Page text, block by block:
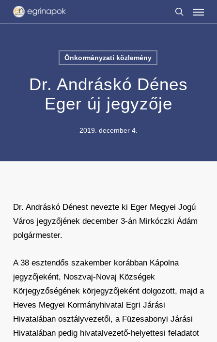
Skip
search
Menu
Önkormányzati közlemény
Dr. Andráskó Dénes
Eger új jegyzője
2019. december 4.
Dr. Andráskó Dénest nevezte ki Eger Megyei Jogú
Város jegyzőjének december 3-án Mirkóczki Ádám
polgármester.
A 38 esztendős szakember korábban Kápolna
jegyzőjeként, Noszvaj-Novaj Községek
Körjegyzőségének körjegyzőjeként dolgozott, majd a
Heves Megyei Kormányhivatal Egri Járási
Hivatalában osztályvezetői, a Füzesabonyi Járási
Hivatalában pedig hivatalvezető-helyettesi feladatot